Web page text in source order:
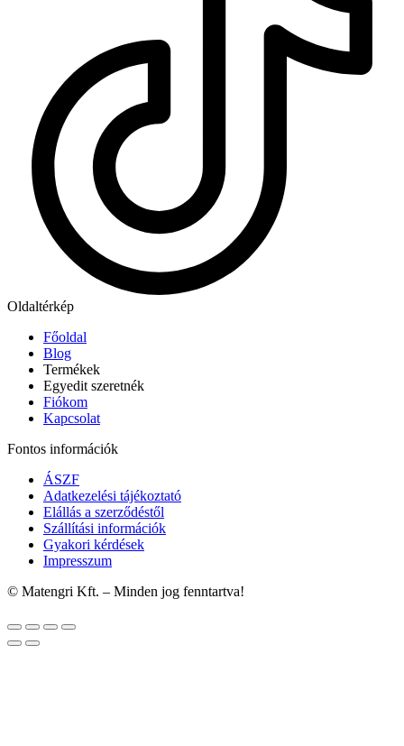
Oldaltérkép
Főoldal
Blog
Termékek
Egyedit szeretnék
Fiókom
Kapcsolat
Fontos információk
ÁSZF
Adatkezelési tájékoztató
Elállás a szerződéstől
Szállítási információk
Gyakori kérdések
Impresszum
© Matengri Kft. – Minden jog fenntartva!